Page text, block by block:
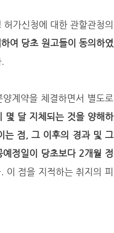
여 당초 원고들이 동의하였
몇 달 지체되는 것을 양해하
는 점, 그 이후의 경과 및 그
정일이 당초보다 2개월 정
이 점을 지적하는 취지의 피